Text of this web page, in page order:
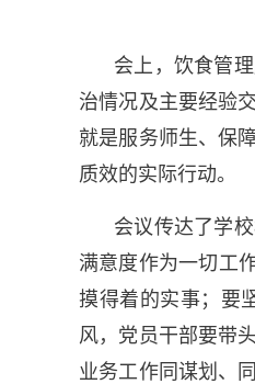
会上，饮食管
治情况及主要经验
就是服务师生、保
质效的实际行动。
会议传达了学
满意度作为一切工
摸得着的实事；要
风，党员干部要带
业务工作同谋划、